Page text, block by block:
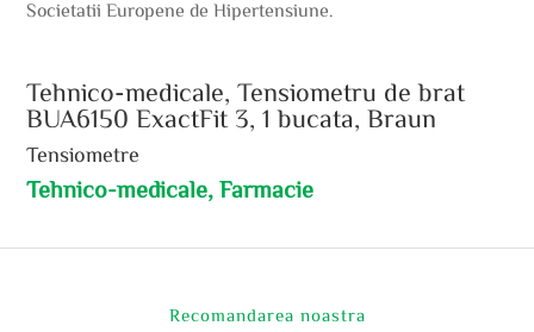
Societatii Europene de Hipertensiune.
Tehnico-medicale, Tensiometru de brat
BUA6150 ExactFit 3, 1 bucata, Braun
Tensiometre
Tehnico-medicale, Farmacie
Recomandarea noastra